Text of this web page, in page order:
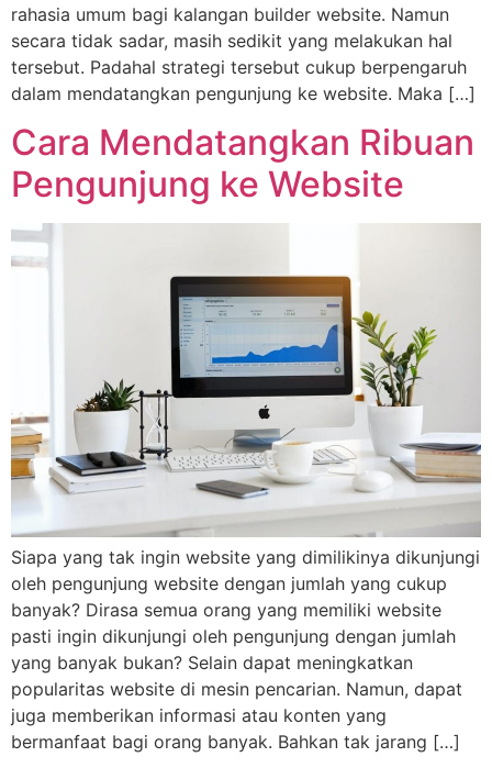
rahasia umum bagi kalangan builder website. Namun
secara tidak sadar, masih sedikit yang melakukan hal
tersebut. Padahal strategi tersebut cukup berpengaruh
dalam mendatangkan pengunjung ke website. Maka […]
Cara Mendatangkan Ribuan
Pengunjung ke Website
Siapa yang tak ingin website yang dimilikinya dikunjungi
oleh pengunjung website dengan jumlah yang cukup
banyak? Dirasa semua orang yang memiliki website
pasti ingin dikunjungi oleh pengunjung dengan jumlah
yang banyak bukan? Selain dapat meningkatkan
popularitas website di mesin pencarian. Namun, dapat
juga memberikan informasi atau konten yang
bermanfaat bagi orang banyak. Bahkan tak jarang […]